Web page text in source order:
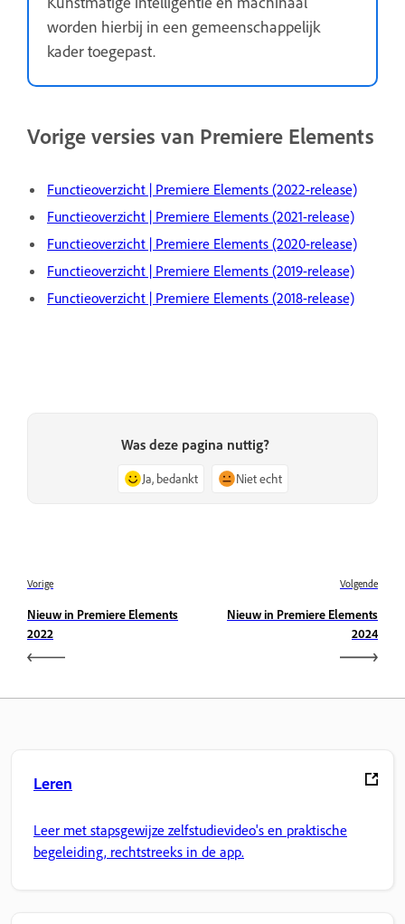
worden hierbij in een gemeenschappelijk
kader toegepast.
Vorige versies van Premiere Elements
Functieoverzicht | Premiere Elements (2022-release)
Functieoverzicht | Premiere Elements (2021-release)
Functieoverzicht | Premiere Elements (2020-release)
Functieoverzicht | Premiere Elements (2019-release)
Functieoverzicht | Premiere Elements (2018-release)
Was deze pagina nuttig?
Ja, bedankt Niet echt
Vorige
Nieuw in Premiere Elements
2022
Volgende
Nieuw in Premiere Elements
2024
Leren
Leer met stapsgewijze zelfstudievideo's en praktische
begeleiding, rechtstreeks in de app.